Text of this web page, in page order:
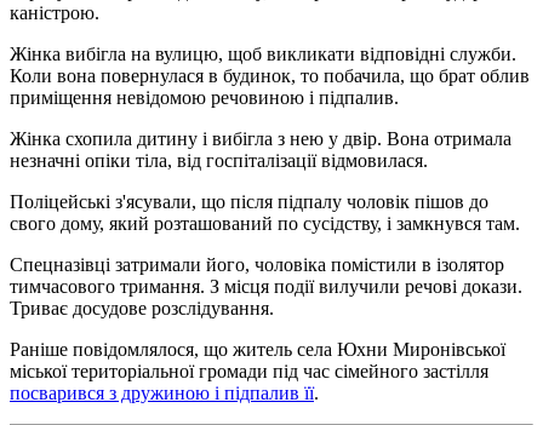
каністрою.
Жінка вибігла на вулицю, щоб викликати відповідні служби.
Коли вона повернулася в будинок, то побачила, що брат облив
приміщення невідомою речовиною і підпалив.
Жінка схопила дитину і вибігла з нею у двір. Вона отримала
незначні опіки тіла, від госпіталізації відмовилася.
Поліцейські з'ясували, що після підпалу чоловік пішов до
свого дому, який розташований по сусідству, і замкнувся там.
Спецназівці затримали його, чоловіка помістили в ізолятор
тимчасового тримання. З місця події вилучили речові докази.
Триває досудове розслідування.
Раніше повідомлялося, що житель села Юхни Миронівської
міської територіальної громади під час сімейного застілля
посварився з дружиною і підпалив її.